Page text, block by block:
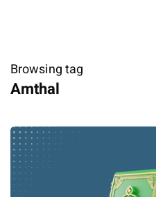
Browsing tag
Amthal